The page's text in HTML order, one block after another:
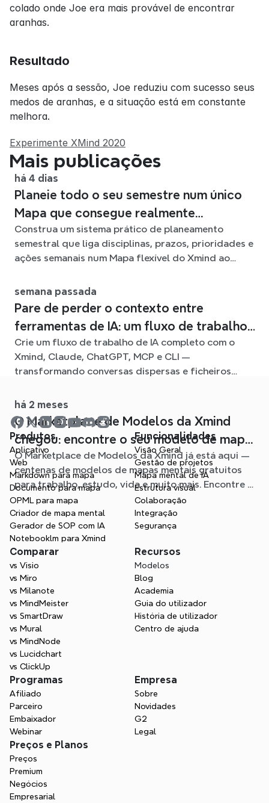
colado onde Joe era mais provável de encontrar
aranhas.
Resultado
Meses após a sessão, Joe reduziu com sucesso seus
medos de aranhas, e a situação está em constante
melhora.
Experimente XMind 2020
Mais publicações
há 4 dias
Planeie todo o seu semestre num único
Mapa que consegue realmente
acompanhar
Construa um sistema prático de planeamento
semestral que liga disciplinas, prazos, prioridades e
ações semanais num Mapa flexível do Xmind ao
semana passada
Pare de perder o contexto entre
ferramentas de IA: um fluxo de trabalho
ligado com o Xmind
Crie um fluxo de trabalho de IA completo com o
Xmind, Claude, ChatGPT, MCP e CLI —
transformando conversas dispersas e ficheiros
há 2 meses
O Marketplace de Modelos da Xmind
chegou: encontre o seu modelo de mapa
mental para qualquer situação
O Marketplace de Modelos da Xmind já está aqui —
centenas de modelos de mapas mentais gratuitos
para trabalho, estudo, vida e muito mais. Encontre o
ponto de partida ideal e evite a página em branco.
Produtos
Aplicativo
Web
Markdown para mapa
Documento para mapa
OPML para mapa
Criador de mapa mental
Gerador de SOP com IA
Notebooklm para Xmind
Funcionalidades
Visão Geral
Gestão de projetos
Mapa mental de IA
Estrutura visual
Colaboração
Integração
Segurança
Comparar
vs Visio
vs Miro
vs Milanote
vs MindMeister
vs SmartDraw
vs Mural
vs MindNode
vs Lucidchart
vs ClickUp
Recursos
Modelos
Blog
Academia
Guia do utilizador
História de utilizador
Centro de ajuda
Programas
Afiliado
Parceiro
Embaixador
Webinar
Empresa
Sobre
Novidades
G2
Legal
Preços e Planos
Preços
Premium
Negócios
Empresarial